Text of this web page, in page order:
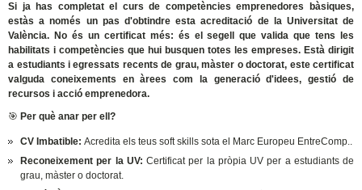
Si ja has completat el curs de competències emprenedores bàsiques,
estàs a només un pas d'obtindre esta acreditació de la Universitat de
València. No és un certificat més: és el segell que valida que tens les
habilitats i competències que hui busquen totes les empreses. Està dirigit
a estudiants i egressats recents de grau, màster o doctorat, este certificat
valguda coneixements en àrees com la generació d'idees, gestió de
recursos i acció emprenedora.
🎯 Per què anar per ell?
CV Imbatible: Acredita els teus soft skills sota el Marc Europeu EntreComp..
Reconeixement per la UV: Certificat per la pròpia UV per a estudiants de
grau, màster o doctorat.